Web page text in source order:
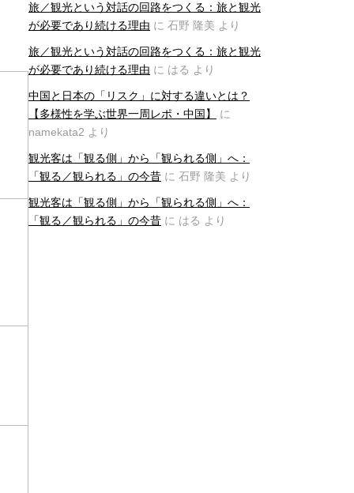
旅／観光という対話の回路をつくる：旅と観光
が必要であり続ける理由 に 石野 隆美 より
旅／観光という対話の回路をつくる：旅と観光
が必要であり続ける理由 に はる より
中国と日本の「リスク」に対する違いとは？
【多様性を学ぶ世界一周レポ・中国】
に
namekata2 より
観光客は「観る側」から「観られる側」へ：
「観る／観られる」の今昔 に 石野 隆美 より
観光客は「観る側」から「観られる側」へ：
「観る／観られる」の今昔 に はる より